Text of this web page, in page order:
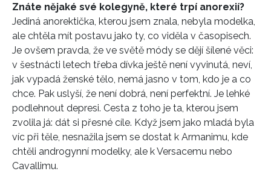
Znáte nějaké své kolegyně, které trpí anorexií?
Jediná anorektička, kterou jsem znala, nebyla modelka,
ale chtěla mít postavu jako ty, co viděla v časopisech.
Je ovšem pravda, že ve světě módy se dějí šílené věci:
v šestnácti letech třeba dívka ještě není vyvinutá, neví,
jak vypadá ženské tělo, nemá jasno v tom, kdo je a co
chce. Pak uslyší, že není dobrá, není perfektní. Je lehké
podlehnout depresi. Cesta z toho je ta, kterou jsem
zvolila já: dát si přesné cíle. Když jsem jako mladá byla
víc při těle, nesnažila jsem se dostat k Armanimu, kde
chtěli androgynní modelky, ale k Versacemu nebo
Cavallimu.